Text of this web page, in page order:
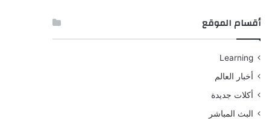
أقسام الموقع
Learning
أخبار العالم
أكلات جديدة
البث المباشر